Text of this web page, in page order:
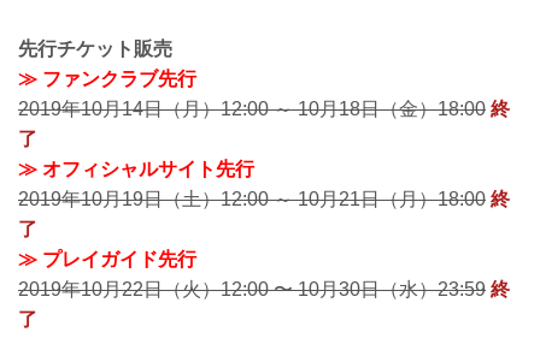
先行チケット販売
≫ ファンクラブ先行
2019年10月14日（月）12:00 ～ 10月18日（金）18:00 終
了
≫ オフィシャルサイト先行
2019年10月19日（土）12:00 ～ 10月21日（月）18:00 終
了
≫ プレイガイド先行
2019年10月22日（火）12:00 〜 10月30日（水）23:59 終
了